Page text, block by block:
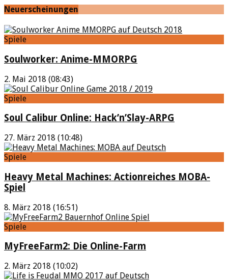
Neuerscheinungen
Spiele
Soulworker: Anime-MMORPG
2. Mai 2018 (08:43)
Spiele
Soul Calibur Online: Hack’n’Slay-ARPG
27. März 2018 (10:48)
Spiele
Heavy Metal Machines: Actionreiches MOBA-
Spiel
8. März 2018 (16:51)
Spiele
MyFreeFarm2: Die Online-Farm
2. März 2018 (10:02)